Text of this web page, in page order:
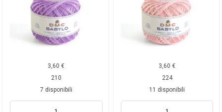
3,60€
210
7 disponibili
3,60€
224
11 disponibili